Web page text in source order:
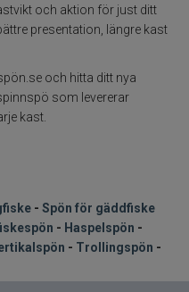
och aktion för just ditt
presentation, längre kast
och hitta ditt nya
som levererar
kast.
- Spön för gäddfiske
- Haspelspön -
- Trollingspön -